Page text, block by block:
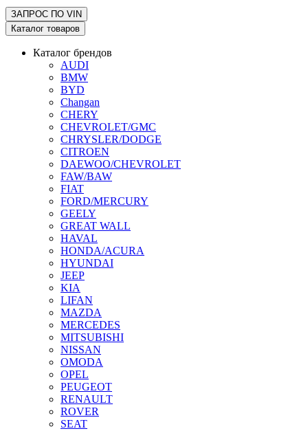
ЗАПРОС ПО VIN
Каталог товаров
Каталог брендов
AUDI
BMW
BYD
Changan
CHERY
CHEVROLET/GMC
CHRYSLER/DODGE
CITROEN
DAEWOO/CHEVROLET
FAW/BAW
FIAT
FORD/MERCURY
GEELY
GREAT WALL
HAVAL
HONDA/ACURA
HYUNDAI
JEEP
KIA
LIFAN
MAZDA
MERCEDES
MITSUBISHI
NISSAN
OMODA
OPEL
PEUGEOT
RENAULT
ROVER
SEAT